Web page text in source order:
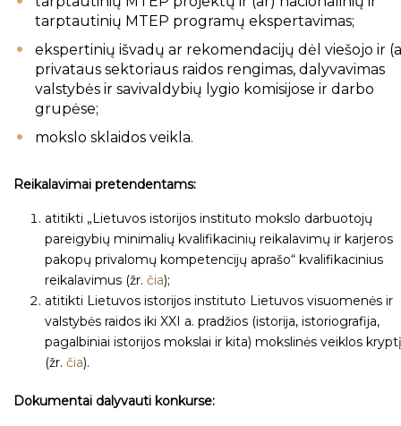
tarptautinių MTEP programų ekspertavimas;
ekspertinių išvadų ar rekomendacijų dėl viešojo ir
privataus sektoriaus raidos rengimas, dalyvavimas
valstybės ir savivaldybių lygio komisijose ir darbo
grupėse;
mokslo sklaidos veikla.
Reikalavimai pretendentams:
atitikti „Lietuvos istorijos instituto mokslo darbuotojų
pareigybių minimalių kvalifikacinių reikalavimų ir karjeros
pakopų privalomų kompetencijų aprašo“ kvalifikacinius
reikalavimus (žr. čia);
atitikti Lietuvos istorijos instituto Lietuvos visuomenės ir
valstybės raidos iki XXI a. pradžios (istorija, istoriografija,
pagalbiniai istorijos mokslai ir kita) mokslinės veiklos kryptį
(žr. čia).
Dokumentai dalyvauti konkurse: